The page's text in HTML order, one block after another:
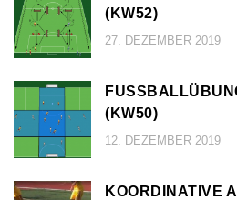
KW52)
27. DEZEMBER 2019
KW50)
12. DEZEMBER 2019
KOORDINATIVE